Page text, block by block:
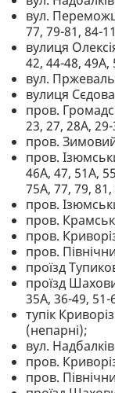
вул.
77, 79-81, 84-
вулиця
42, 44-48, 49А,
вул.
вулиця
пров.
23, 27, 28А,
пров.
пров.
46А, 47, 51А,
75А, 77, 79,
пров.
пров.
пров.
пров.
проїзд
проїзд
35А, 36-49,
тупік
(непарні);
вул.
пров.
пров.